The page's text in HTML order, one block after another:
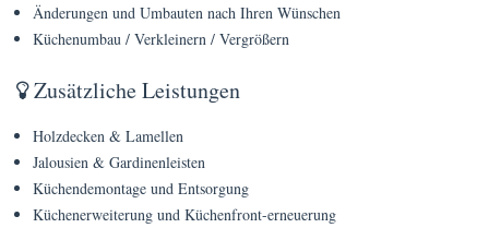
FAQs
Terminanfrage
Änderungen und Umbauten nach Ihren Wünschen
Küchenumbau / Verkleinern / Vergrößern
Zusätzliche Leistungen
Holzdecken & Lamellen
Jalousien & Gardinenleisten
Küchendemontage und Entsorgung
Küchenerweiterung und Küchenfront-erneuerung